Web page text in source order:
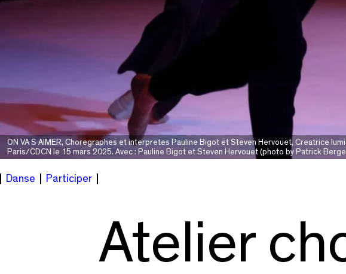
ON VA S AIMER, Choregraphes et interpretes Pauline Bigot et Steven Hervouet, Creatrice
Paris/CDCN le 15 mars 2025. Avec : Pauline Bigot et Steven Hervouet (photo by Patrick
Danse Participer
Atelier